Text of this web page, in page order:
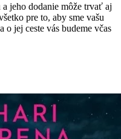
jeho dodanie môže trvať aj
pre to, aby sme vašu
o jej ceste vás budeme včas